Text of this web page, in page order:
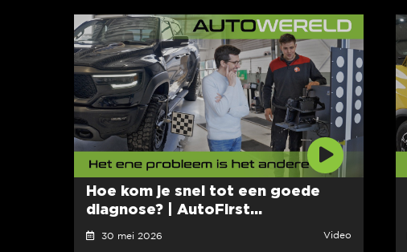
Hoe kom je snel tot een goede
diagnose? | AutoFirst...
30 mei 2026 Video